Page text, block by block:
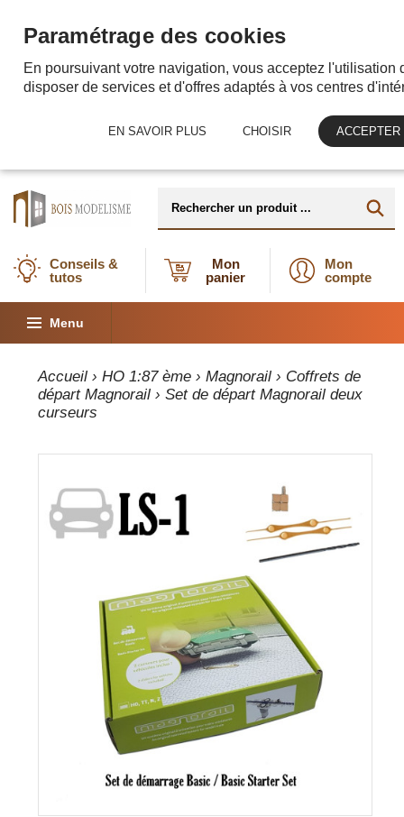
Conseils &
tutos
Mon
panier
Mon
compte
Menu
Accueil ›HO 1:87 ème ›Magnorail › Coffrets de
départ Magnorail › Set de départ Magnorail deux
curseurs
Paramétrage des cookies
En poursuivant votre navigation, vous acceptez l'utilisation
disposer de services et d'offres adaptés à vos centres
EN SAVOIR PLUS CHOISIR ACCEPTER